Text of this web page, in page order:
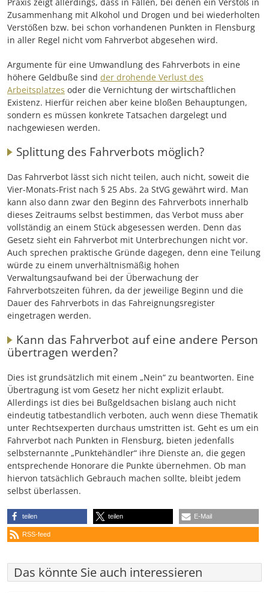
Zusammenhang mit Alkohol und Drogen und bei wiederholten
Verstößen bzw. bei schon vorhandenen Punkten in Flensburg
in aller Regel nicht vom Fahrverbot abgesehen wird.
Argumente für eine Umwandlung des Fahrverbots in eine
höhere Geldbuße sind der drohende Verlust des
Arbeitsplatzes oder die Vernichtung der wirtschaftlichen
Existenz. Hierfür reichen aber keine bloßen Behauptungen,
sondern es müssen konkrete Tatsachen dargelegt und
nachgewiesen werden.
Splittung des Fahrverbots möglich?
Das Fahrverbot lässt sich nicht teilen, auch nicht, soweit die
Vier-Monats-Frist nach § 25 Abs. 2a StVG gewährt wird. Man
kann also dann zwar den Beginn des Fahrverbots innerhalb
dieses Zeitraums selbst bestimmen, das Verbot muss aber
vollständig an einem Stück abgesessen werden. Denn das
Gesetz sieht ein Fahrverbot mit Unterbrechungen nicht vor.
Auch sprechen praktische Gründe dagegen, denn eine Teilung
würde zu einem unverhältnismäßig hohen
Verwaltungsaufwand bei der Überwachung der
Fahrverbotszeiten führen, da der jeweilige Beginn und die
Dauer des Fahrverbots in das Fahreignungsregister
eingetragen werden.
Kann das Fahrverbot auf eine andere Person
übertragen werden?
Dies ist grundsätzlich mit einem „Nein“ zu beantworten. Eine
Übertragung ist vom Gesetz her nicht explizit erlaubt.
Allerdings ist dies bei Bußgeldsachen bislang auch nicht
eindeutig tatbestandlich verboten, auch wenn diese Thematik
unter Rechtsexperten durchaus umstritten ist. Geht es um ein
Fahrverbot nach Punkten in Flensburg, bieten jedenfalls
selbsternannte „Punktehändler“ ihre Dienste an, die gegen
entsprechende Honorare die Punkte übernehmen. Ob man
hiervon tatsächlich Gebrauch machen sollte, bleibt jedem
selbst überlassen.
teilen teilen E-Mail
RSS-feed
Das könnte Sie auch interessieren